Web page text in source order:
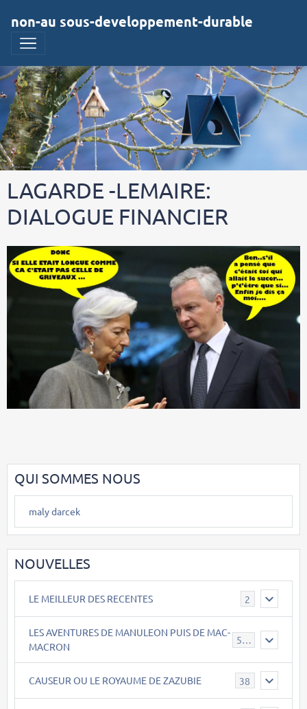
non-au sous-developpement-durable
LAGARDE -LEMAIRE:
DIALOGUE FINANCIER
QUI SOMMES NOUS
maly darcek
NOUVELLES
LE MEILLEUR DES RECENTES 2
LES AVENTURES DE MANULEON PUIS DE MAC-
MACRON
543
CAUSEUR OU LE ROYAUME DE ZAZUBIE 38